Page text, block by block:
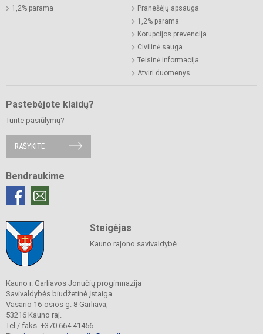
1,2% parama
Pranešėjų apsauga
1,2% parama
Korupcijos prevencija
Civilinė sauga
Teisinė informacija
Atviri duomenys
Pastebėjote klaidų?
Turite pasiūlymų?
RAŠYKITE
Bendraukime
Steigėjas
Kauno rajono savivaldybė
Kauno r. Garliavos Jonučių progimnazija
Savivaldybės biudžetinė įstaiga
Vasario 16-osios g. 8 Garliava,
53216 Kauno raj.
Tel./ faks. +370 664 41456